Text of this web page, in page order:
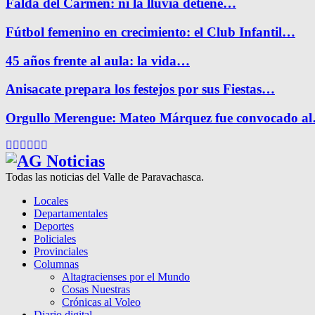
Falda del Carmen: ni la lluvia detiene…
Fútbol femenino en crecimiento: el Club Infantil…
45 años frente al aula: la vida…
Anisacate prepara los festejos por sus Fiestas…
Orgullo Merengue: Mateo Márquez fue convocado
Facebook
Twitter
Instagram
Pinterest
Google
Todas las noticias del Valle de Paravachasca.
Locales
Departamentales
Deportes
Policiales
Provinciales
Columnas
Altagracienses por el Mundo
Cosas Nuestras
Crónicas al Voleo